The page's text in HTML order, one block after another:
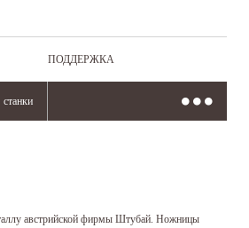
ПОДДЕРЖКА
станки
австрийской фирмы Штубай. Ножницы